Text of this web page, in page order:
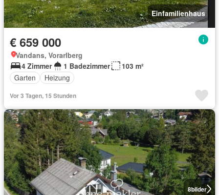
Einfamilienhaus
€ 659 000
Vandans, Vorarlberg
4 Zimmer
1 Badezimmer
103 m²
Garten
Heizung
Vor 3 Tagen, 15 Stunden
8bilder